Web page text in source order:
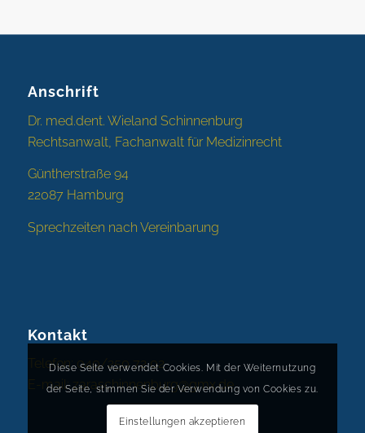
Anschrift
Dr. med.dent. Wieland Schinnenburg
Rechtsanwalt, Fachanwalt für Medizinrecht
Güntherstraße 94
22087 Hamburg
Sprechzeiten nach Vereinbarung
Kontakt
Telefon: 040/250 72 02
E-mail:zaraschinnenburg@gmx.de
Diese Seite verwendet Cookies. Mit der Weiternutzung
der Seite, stimmen Sie der Verwendung von Cookies zu.
Einstellungen akzeptieren